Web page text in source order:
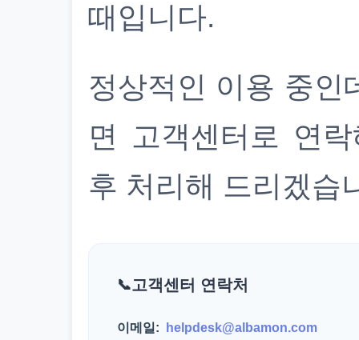
때입니다.
정상적인 이용 중인
면 고객센터로 연
후 처리해 드리겠습
고객센터 연락처
이메일:
helpdesk@albamon.com